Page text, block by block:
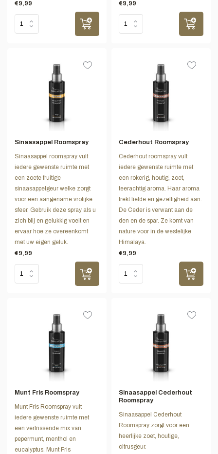
€9,99 €9,99
Sinaasappel Roomspray
Sinaasappel roomspray vult
iedere gewenste ruimte met
een zoete fruitige
sinaasappelgeur welke zorgt
voor een aangename vrolijke
sfeer. Gebruik deze spray als u
zich blij en gelukkig voelt en
ervaar hoe ze overeenkomt
met uw eigen geluk.
€9,99
Cederhout Roomspray
Cederhout roomspray vult
iedere gewenste ruimte met
een rokerig, houtig, zoet,
teerachtig aroma. Haar aroma
trekt liefde en gezelligheid aan.
De Ceder is verwant aan de
den en de spar. Ze komt van
nature voor in de westelijke
Himalaya.
€9,99
Munt Fris Roomspray
Munt Fris Roomspray vult
iedere gewenste ruimte met
een verfrissende mix van
pepermunt, menthol en
eucalyptus. Munt Fris
Sinaasappel Cederhout
Roomspray
Sinaasappel Cederhout
Roomspray zorgt voor een
heerlijke zoet, houtige,
citrusgeur.